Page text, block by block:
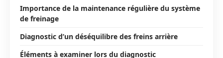
Importance de la maintenance régulière du système
de freinage
Diagnostic d’un déséquilibre des freins arrière
Éléments à examiner lors du diagnostic